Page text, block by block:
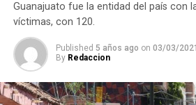
Guanajuato fue la entidad del país con
víctimas, con 120.
Published 5 años ago on 03/03/2021
By Redaccion